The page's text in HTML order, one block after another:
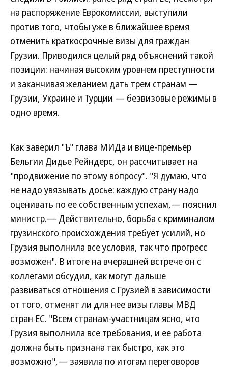
на распоряжение Еврокомиссии, выступили
против того, чтобы уже в ближайшее время
отменить краткосрочные визы для граждан
Грузии. Приводился целый ряд объяснений такой
позиции: начиная высоким уровнем преступности
и заканчивая желанием дать трем странам —
Грузии, Украине и Турции — безвизовые режимы в
одно время.
Как заверил "Ъ" глава МИДа и вице-премьер
Бельгии Дидье Рейндерс, он рассчитывает на
"продвижение по этому вопросу". "Я думаю, что
не надо увязывать досье: каждую страну надо
оценивать по ее собственным успехам,— пояснил
министр.— Действительно, борьба с криминалом
грузинского происхождения требует усилий, но
Грузия выполнила все условия, так что прогресс
возможен". В итоге на вчерашней встрече он с
коллегами обсудил, как могут дальше
развиваться отношения с Грузией в зависимости
от того, отменят ли для нее визы главы МВД
стран ЕС. "Всем странам-участницам ясно, что
Грузия выполнила все требования, и ее работа
должна быть признана так быстро, как это
возможно",— заявила по итогам переговоров